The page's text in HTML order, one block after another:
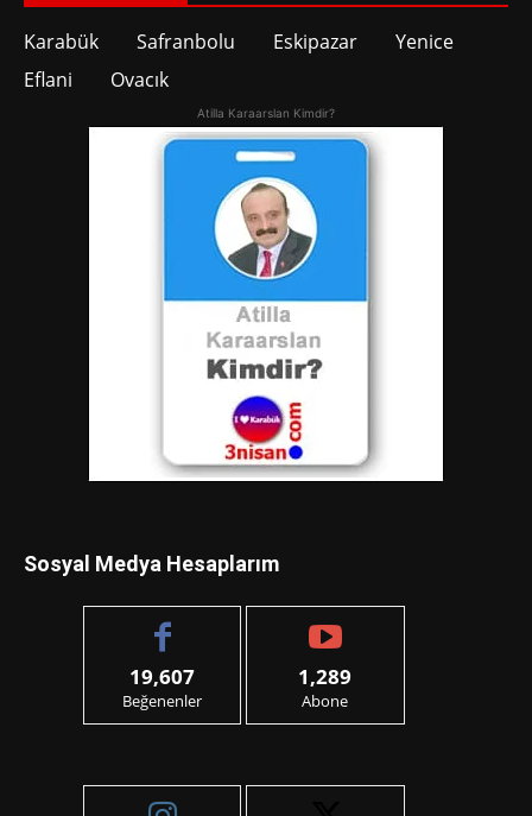
Karabük Safranbolu Eskipazar
Yenice
Eflani
Ovacık
Atilla Karaarslan Kimdir?
Sosyal Medya Hesaplarım
19,607
Beğenenler
1,289
Abone